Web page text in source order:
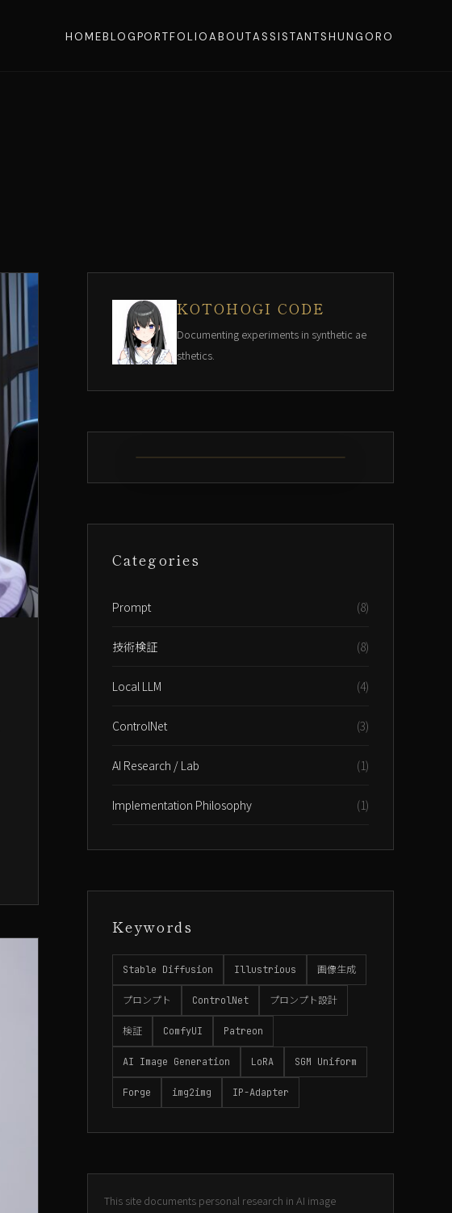
HOMEBLOGPORTFOLIOABOUTASSISTANTSHUNGORO
KOTOHOGI CODE
Documenting experiments in synthetic ae
sthetics.
Categories
Prompt (8)
技術検証 (8)
Local LLM (4)
ControlNet (3)
AI Research / Lab (1)
Implementation Philosophy (1)
Keywords
Stable Diffusion Illustrious 画像生成
プロンプト ControlNet プロンプト設計
検証 ComfyUI Patreon
AI Image Generation LoRA SGM Uniform
Forge img2img IP-Adapter
This site documents personal research in AI image